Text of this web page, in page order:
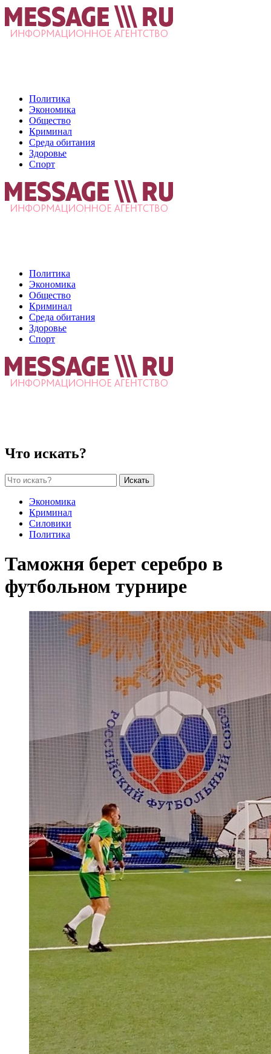
Политика
Экономика
Общество
Криминал
Среда обитания
Здоровье
Спорт
Политика
Экономика
Общество
Криминал
Среда обитания
Здоровье
Спорт
Что искать?
Искать
Экономика
Криминал
Силовики
Политика
Таможня берет серебро в
футбольном турнире